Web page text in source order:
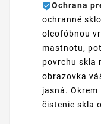
Ochrana
ochranné
oleofóbnou
mastnotu,
povrchu skla
obrazovka
jasná.
čistenie skla